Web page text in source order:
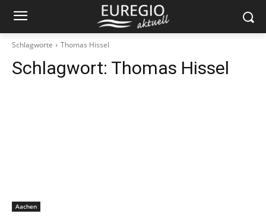
Schlagworte Thomas Hissel
Schlagwort: Thomas Hissel
Aachen